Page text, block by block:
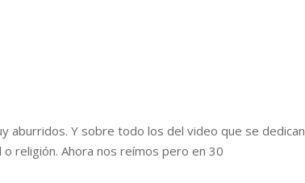
aburridos. Y sobre todo los del video que se dedican
religión. Ahora nos reímos pero en 30